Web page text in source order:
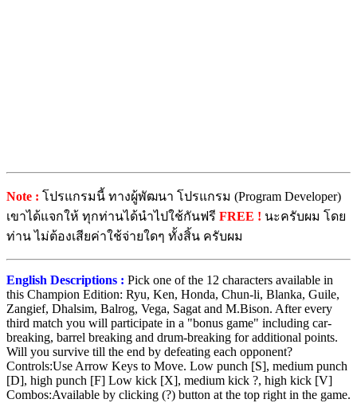
Note : โปรแกรมนี้ ทางผู้พัฒนา โปรแกรม (Program Developer)
เขาได้แจกให้ ทุกท่านได้นำไปใช้กันฟรี FREE ! นะครับผม โดย
ท่าน ไม่ต้องเสียค่าใช้จ่ายใดๆ ทั้งสิ้น ครับผม
English Descriptions : Pick one of the 12 characters available in
this Champion Edition: Ryu, Ken, Honda, Chun-li, Blanka, Guile,
Zangief, Dhalsim, Balrog, Vega, Sagat and M.Bison. After every
third match you will participate in a "bonus game" including car-
breaking, barrel breaking and drum-breaking for additional points.
Will you survive till the end by defeating each opponent?
Controls:Use Arrow Keys to Move. Low punch [S], medium punch
[D], high punch [F] Low kick [X], medium kick ?, high kick [V]
Combos:Available by clicking (?) button at the top right in the game.